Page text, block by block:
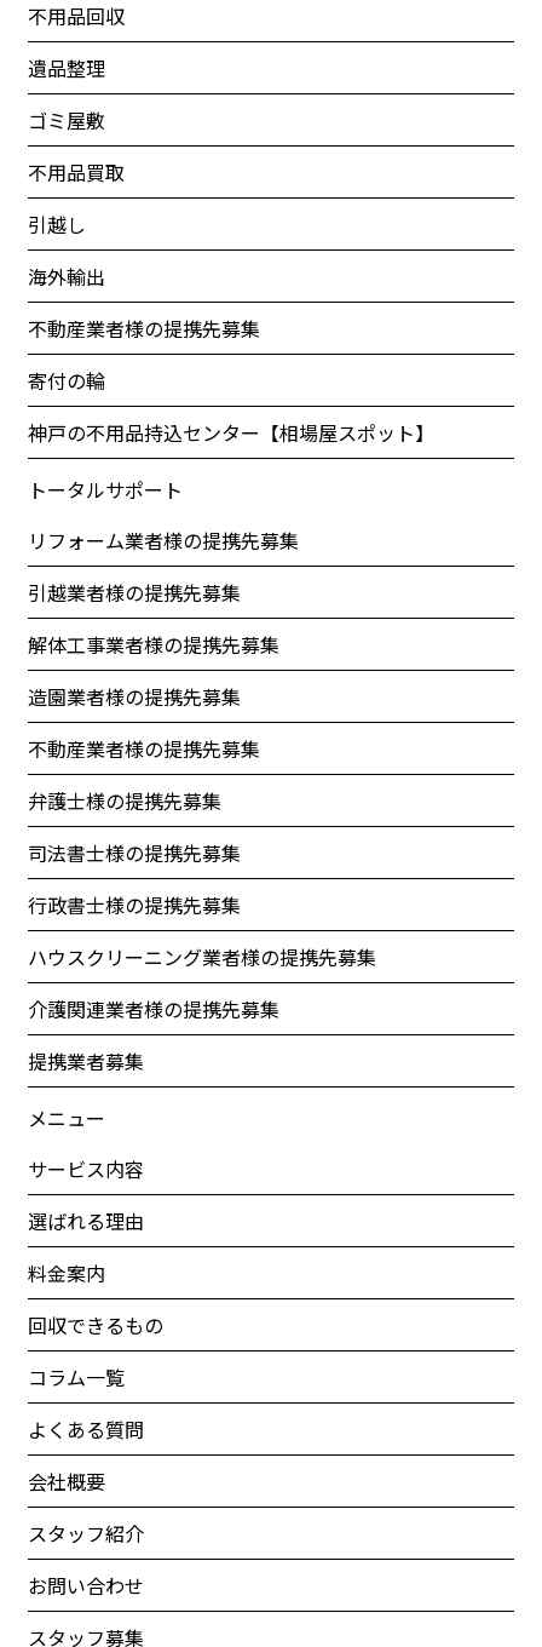
不用品回収
遺品整理
ゴミ屋敷
不用品買取
引越し
海外輸出
不動産業者様の提携先募集
寄付の輪
神戸の不用品持込センター【相場屋スポット】
トータルサポート
リフォーム業者様の提携先募集
引越業者様の提携先募集
解体工事業者様の提携先募集
造園業者様の提携先募集
不動産業者様の提携先募集
弁護士様の提携先募集
司法書士様の提携先募集
行政書士様の提携先募集
ハウスクリーニング業者様の提携先募集
介護関連業者様の提携先募集
提携業者募集
メニュー
サービス内容
選ばれる理由
料金案内
回収できるもの
コラム一覧
よくある質問
会社概要
スタッフ紹介
お問い合わせ
スタッフ募集